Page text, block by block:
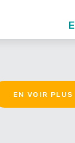
EN VOIR PLUS